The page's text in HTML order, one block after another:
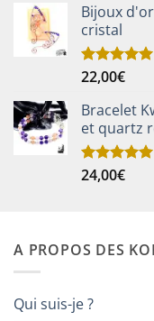
Bijoux
cristal
Note5.00
sur 5
22,00€
Bracelet
et quartz
Note5.00
sur 5
24,00€
A PROPOS DES
Qui suis-je ?